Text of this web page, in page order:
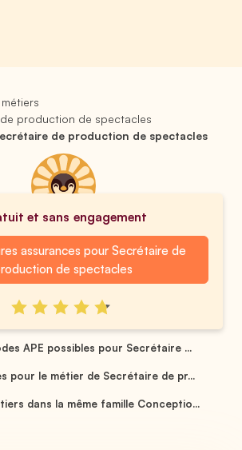
production de spectacles
de production de spectacles
et sans engagement
assurances pour Secrétaire de
de spectacles
APE possibles pour Secrétaire ...
pour le métier de Secrétaire de pr...
dans la même famille Conceptio...